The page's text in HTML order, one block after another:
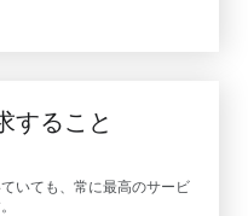
すること
いても、常に最高のサービ